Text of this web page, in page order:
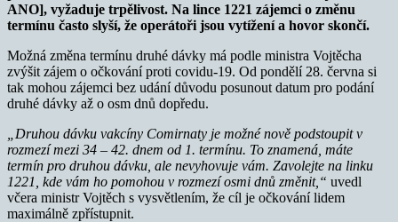
ANO], vyžaduje trpělivost. Na lince 1221 zájemci o změnu
termínu často slyší, že operátoři jsou vytížení a hovor skončí.
Možná změna termínu druhé dávky má podle ministra Vojtěcha
zvýšit zájem o očkování proti covidu-19. Od pondělí 28. června si
tak mohou zájemci bez udání důvodu posunout datum pro podání
druhé dávky až o osm dnů dopředu.
„Druhou dávku vakcíny Comirnaty je možné nově podstoupit v
rozmezí mezi 34 – 42. dnem od 1. termínu. To znamená, máte
termín pro druhou dávku, ale nevyhovuje vám. Zavolejte na linku
1221, kde vám ho pomohou v rozmezí osmi dnů změnit,“ uvedl
včera ministr Vojtěch s vysvětlením, že cíl je očkování lidem
maximálně zpřístupnit.